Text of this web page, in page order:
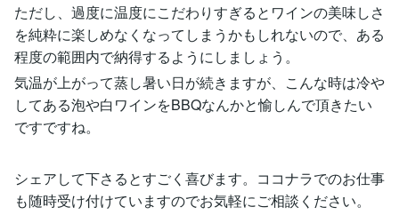
ただし、過度に温度にこだわりすぎるとワインの美味しさ
を純粋に楽しめなくなってしまうかもしれないので、ある
程度の範囲内で納得するようにしましょう。
気温が上がって蒸し暑い日が続きますが、こんな時は冷や
してある泡や白ワインをBBQなんかと愉しんで頂きたい
ですですね。
シェアして下さるとすごく喜びます。ココナラでのお仕事
も随時受け付けていますのでお気軽にご相談ください。